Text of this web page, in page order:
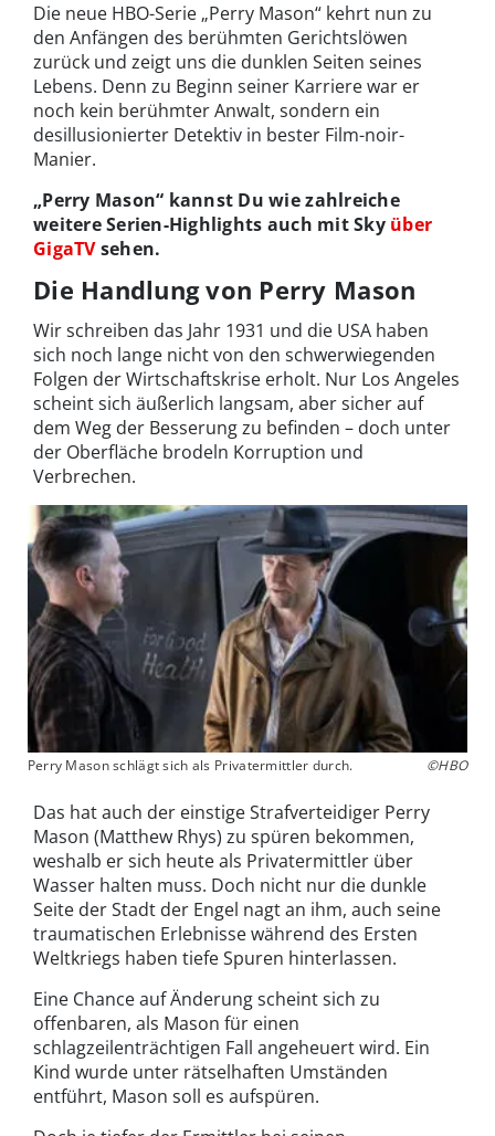
Die neue HBO-Serie „Perry Mason“ kehrt nun zu
den Anfängen des berühmten Gerichtslöwen
zurück und zeigt uns die dunklen Seiten seines
Lebens. Denn zu Beginn seiner Karriere war er
noch kein berühmter Anwalt, sondern ein
desillusionierter Detektiv in bester Film-noir-
Manier.
„Perry Mason“ kannst Du wie zahlreiche
weitere Serien-Highlights auch mit Sky über
GigaTVsehen.
Die Handlung von Perry Mason
Wir schreiben das Jahr 1931 und die USA haben
sich noch lange nicht von den schwerwiegenden
Folgen der Wirtschaftskrise erholt. Nur Los Angeles
scheint sich äußerlich langsam, aber sicher auf
dem Weg der Besserung zu befinden – doch unter
der Oberfläche brodeln Korruption und
Verbrechen.
Perry Mason schlägt sich als Privatermittler durch. ©HBO
Das hat auch der einstige Strafverteidiger Perry
Mason (Matthew Rhys) zu spüren bekommen,
weshalb er sich heute als Privatermittler über
Wasser halten muss. Doch nicht nur die dunkle
Seite der Stadt der Engel nagt an ihm, auch seine
traumatischen Erlebnisse während des Ersten
Weltkriegs haben tiefe Spuren hinterlassen.
Eine Chance auf Änderung scheint sich zu
offenbaren, als Mason für einen
schlagzeilenträchtigen Fall angeheuert wird. Ein
Kind wurde unter rätselhaften Umständen
entführt, Mason soll es aufspüren.